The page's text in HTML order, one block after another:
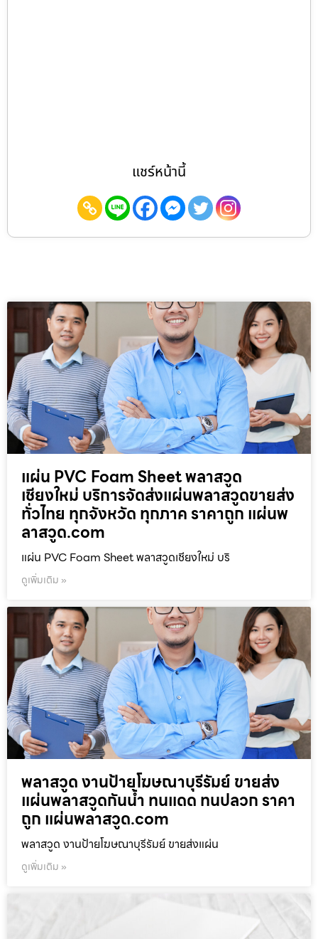
แชร์หน้านี้
แผ่น PVC Foam Sheet พลาสวูด
เชียงใหม่ บริการจัดส่งแผ่นพลาสวูดขายส่ง
ทั่วไทย ทุกจังหวัด ทุกภาค ราคาถูก แผ่นพ
ลาสวูด.com
แผ่น PVC Foam Sheet พลาสวูดเชียงใหม่ บริ
ดูเพิ่มเติม »
พลาสวูด งานป้ายโฆษณาบุรีรัมย์ ขายส่ง
แผ่นพลาสวูดกันน้ำ ทนแดด ทนปลวก ราคา
ถูก แผ่นพลาสวูด.com
พลาสวูด งานป้ายโฆษณาบุรีรัมย์ ขายส่งแผ่น
ดูเพิ่มเติม »